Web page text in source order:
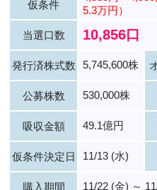
仮条件
5.3万円）
当選口数 10,856口
発行済株式数 5,745,600株
公募株数 530,000株
吸収金額 49.1億円
仮条件決定日 11/13 (水)
購入期間 11/22 (金) ～